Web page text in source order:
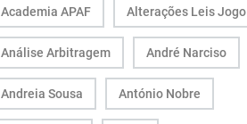
Academia APAF Alterações Leis Jogo
Análise Arbitragem André Narciso
Andreia Sousa António Nobre